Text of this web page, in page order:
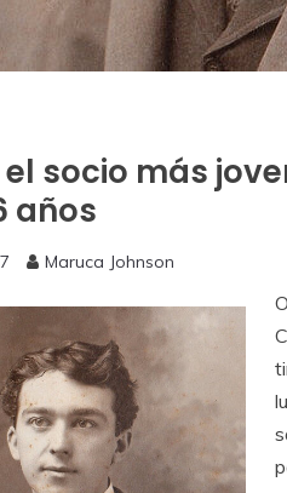
socio más
años
Maruca Johnson